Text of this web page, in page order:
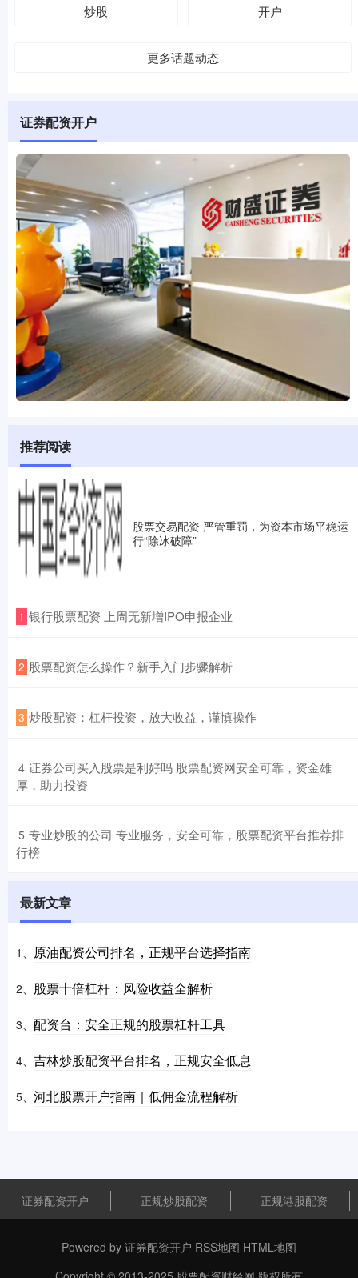
炒股 开户
更多话题动态
证券配资开户
推荐阅读
股票交易配资 严管重罚，为资本市场平稳运
行“除冰破障”
1 ​银行股票配资 上周无新增IPO申报企业
2 ​股票配资怎么操作？新手入门步骤解析
3 ​炒股配资：杠杆投资，放大收益，谨慎操作
4 ​证券公司买入股票是利好吗 股票配资网安全可靠，资金雄
厚，助力投资
5 ​专业炒股的公司 专业服务，安全可靠，股票配资平台推荐排
行榜
最新文章
1、 原油配资公司排名，正规平台选择指南
2、 股票十倍杠杆：风险收益全解析
3、 配资台：安全正规的股票杠杆工具
4、 吉林炒股配资平台排名，正规安全低息
5、 河北股票开户指南｜低佣金流程解析
证券配资开户 正规炒股配资 正规港股配资
Powered by 证券配资开户 RSS地图 HTML地图